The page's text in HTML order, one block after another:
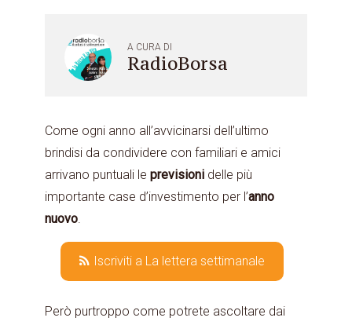
A CURA DI
RadioBorsa
Come ogni anno all’avvicinarsi dell’ultimo
brindisi da condividere con familiari e amici
arrivano puntuali le previsioni delle più
importante case d’investimento per l’anno
nuovo.
Iscriviti a La lettera settimanale
Però purtroppo come potrete ascoltare dai